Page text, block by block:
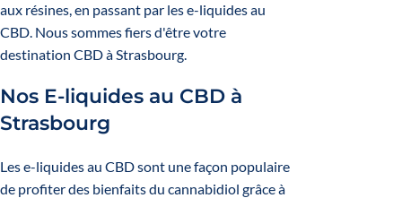
aux résines, en passant par les e-liquides au
CBD. Nous sommes fiers d'être votre
destination CBD à Strasbourg.
Nos E-liquides au CBD à
Strasbourg
Les e-liquides au CBD sont une façon populaire
de profiter des bienfaits du cannabidiol grâce à